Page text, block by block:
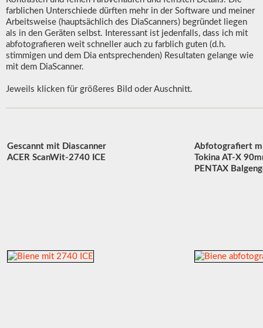
farblichen Unterschiede dürften mehr in der Software und meiner
Arbeitsweise (hauptsächlich des DiaScanners) begründet liegen
als in den Geräten selbst. Interessant ist jedenfalls, dass ich mit
abfotografieren weit schneller auch zu farblich guten (d.h.
stimmigen und dem Dia entsprechenden) Resultaten gelange wie
mit dem DiaScanner.
Jeweils klicken für größeres Bild oder Auschnitt.
Gescannt mit Diascanner
ACER ScanWit-2740 ICE
Abfotografiert
Tokina AT-X
PENTAX